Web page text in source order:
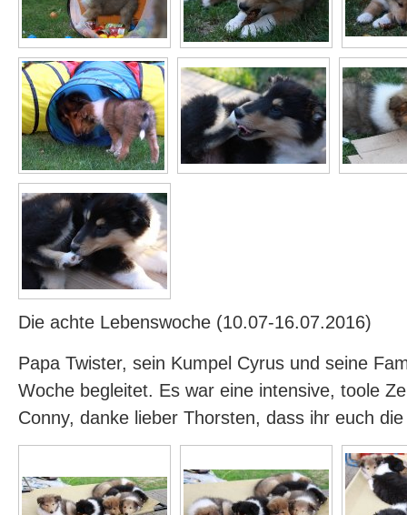
Die achte Lebenswoche (10.07-16.07.2016)
Papa Twister, sein Kumpel Cyrus und seine
Woche begleitet. Es war eine intensive, toole
Conny, danke lieber Thorsten, dass ihr euch